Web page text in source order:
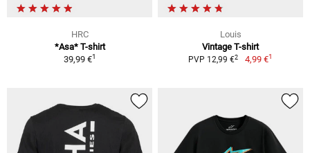
HRC
*Asa* T-shirt
39,99 €1
Louis
Vintage T-shirt
PVP 12,99 €2 4,99 €1